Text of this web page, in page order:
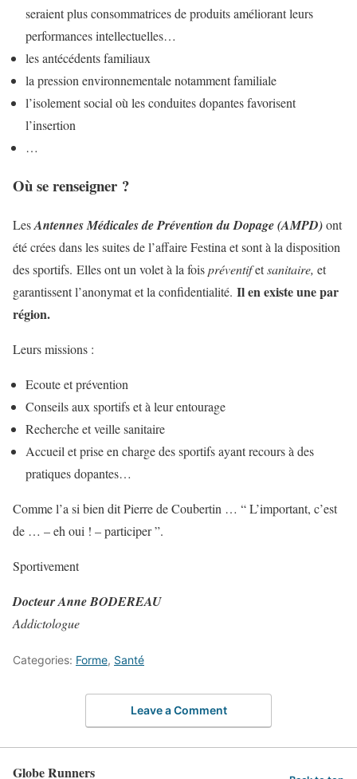
seraient plus consommatrices de produits améliorant leurs
performances intellectuelles…
les antécédents familiaux
la pression environnementale notamment familiale
l’isolement social où les conduites dopantes favorisent
l’insertion
…
Où se renseigner ?
LesAntennes Médicales de Prévention du Dopage (AMPD)ont
été crées dans les suites de l’affaire Festina et sont à la disposition
des sportifs. Elles ont un volet à la foispréventifetsanitaire, et
garantissent l’anonymat et la confidentialité. Il en existe une par
région.
Leurs missions :
Ecoute et prévention
Conseils aux sportifs et à leur entourage
Recherche et veille sanitaire
Accueil et prise en charge des sportifs ayant recours à des
pratiques dopantes…
Comme l’a si bien dit Pierre de Coubertin … “ L’important, c’est
de … – eh oui ! – participer ”.
Sportivement
Docteur Anne BODEREAU
Addictologue
Categories: Forme, Santé
Leave a Comment
Globe Runners